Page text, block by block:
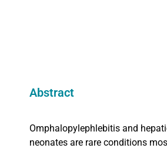
Abstract
Omphalopylephlebitis and
neonates are rare conditions